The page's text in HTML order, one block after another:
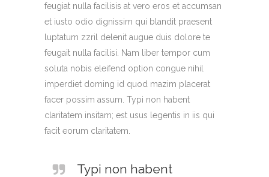
feugiat nulla facilisis at vero eros et accumsan
et iusto odio dignissim qui blandit praesent
luptatum zzril delenit augue duis dolore te
feugait nulla facilisi. Nam liber tempor cum
soluta nobis eleifend option congue nihil
imperdiet doming id quod mazim placerat
facer possim assum. Typi non habent
claritatem insitam; est usus legentis in iis qui
facit eorum claritatem.
Typi non habent